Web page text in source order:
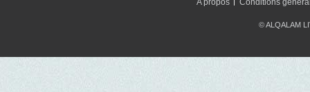
A propos Conditions
© ALQALAM